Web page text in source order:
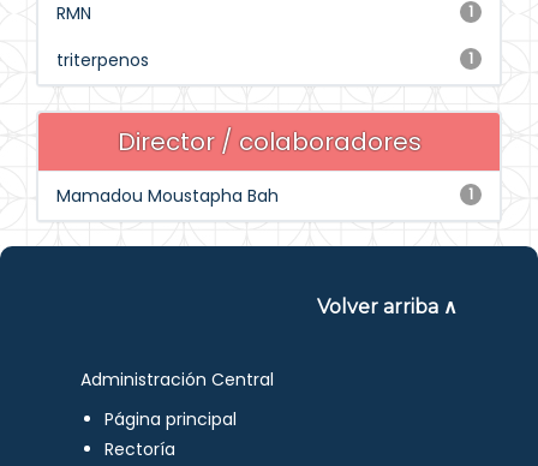
1
RMN
1
triterpenos
Director / colaboradores
1
Mamadou Moustapha Bah
Volver arriba ∧
Administración Central
Página principal
Rectoría